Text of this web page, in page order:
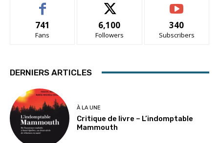
741
Fans
6,100
Followers
340
Subscribers
DERNIERS ARTICLES
À LA UNE
Critique de livre – L’indomptable
Mammouth